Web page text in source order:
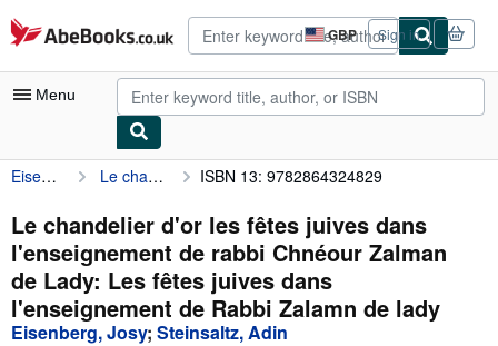
Skip to main content
AbeBooks.co.uk GBP
Site
shopping
preferences
Sign in
Menu
My Account
My Purchases
Advanced Search
Browse Collections
Rare Books
Eisenberg, Josy Le chandelier d'or les fêtes juives dans l'enseignement de rabbi Chnéour Zalman de Lady: Les fêtes juives dans l'enseignement de Rabbi Zalamn de lady ISBN 13: 9782864324829
Le chandelier d'or les fêtes juives dans
l'enseignement de rabbi Chnéour Zalman
de Lady: Les fêtes juives dans
l'enseignement de Rabbi Zalamn de lady
Eisenberg, Josy; Steinsaltz, Adin